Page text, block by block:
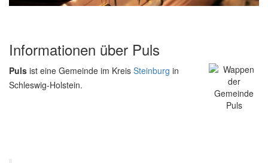
Informationen über Puls
Puls ist eine Gemeinde im Kreis Steinburg in
Schleswig-Holstein.